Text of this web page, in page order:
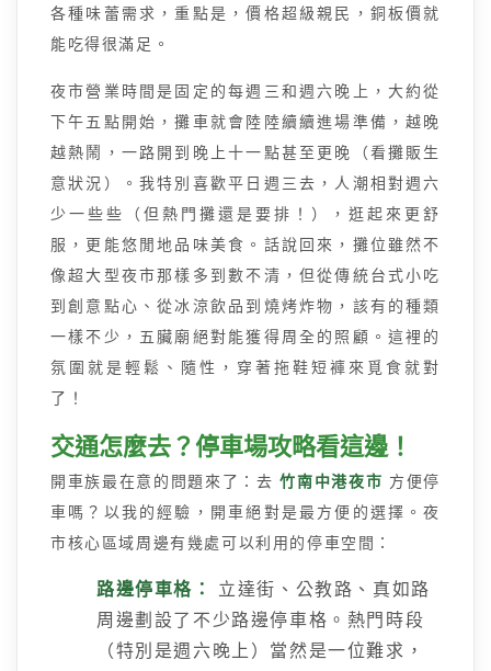
各種味蕾需求，重點是，價格超級親民，銅板價就
能吃得很滿足。
夜市營業時間是固定的每週三和週六晚上，大約從
下午五點開始，攤車就會陸陸續續進場準備，越晚
越熱鬧，一路開到晚上十一點甚至更晚（看攤販生
意狀況）。我特別喜歡平日週三去，人潮相對週六
少一些些（但熱門攤還是要排！），逛起來更舒
服，更能悠閒地品味美食。話說回來，攤位雖然不
像超大型夜市那樣多到數不清，但從傳統台式小吃
到創意點心、從冰涼飲品到燒烤炸物，該有的種類
一樣不少，五臟廟絕對能獲得周全的照顧。這裡的
氛圍就是輕鬆、隨性，穿著拖鞋短褲來覓食就對
了！
交通怎麼去？停車場攻略看這邊！
開車族最在意的問題來了：去竹南中港夜市 方便停
車嗎？以我的經驗，開車絕對是最方便的選擇。夜
市核心區域周邊有幾處可以利用的停車空間：
路邊停車格：
立達街、公教路、真如路
周邊劃設了不少路邊停車格。熱門時段
（特別是週六晚上）當然是一位難求，